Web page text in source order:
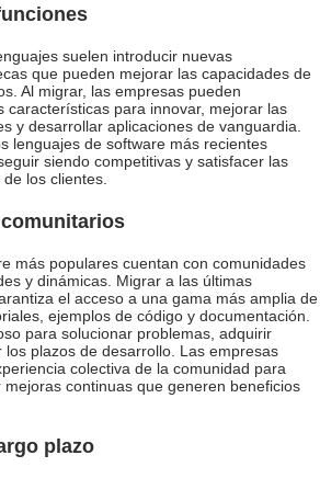
suelen introducir nuevas
que pueden mejorar las capacidades de
Al migrar, las empresas pueden
características para innovar, mejorar las
y desarrollar aplicaciones de vanguardia.
lenguajes de software más recientes
siendo competitivas y satisfacer las
los clientes.
más populares cuentan con comunidades
y dinámicas. Migrar a las últimas
el acceso a una gama más amplia de
ejemplos de código y documentación.
para solucionar problemas, adquirir
plazos de desarrollo. Las empresas
colectiva de la comunidad para
continuas que generen beneficios
plazo